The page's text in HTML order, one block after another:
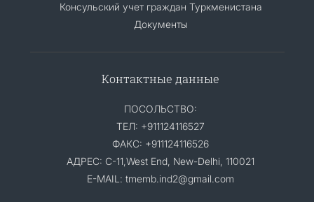
Консульский учет граждан Туркменистана
Документы
Контактные данные
ПОСОЛЬСТВО:
ТЕЛ: +911124116527
ФАКС: +911124116526
АДРЕС: C-11,West End, New-Delhi, 110021
E-MAIL: tmemb.ind2@gmail.com